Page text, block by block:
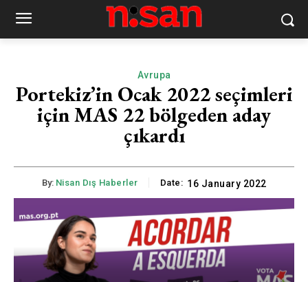
Avrupa
Portekiz’in Ocak 2022 seçimleri
için MAS 22 bölgeden aday
çıkardı
By: Nisan Dış Haberler Date: 16 January 2022